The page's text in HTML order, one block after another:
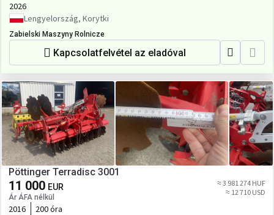
2026
Lengyelország, Korytki
Zabielski Maszyny Rolnicze
Kapcsolatfelvétel az eladóval
Pöttinger Terradisc 3001
11 000 EUR
Ár ÁFA nélkül
≈ 3 981 274 HUF
≈ 12 710 USD
2016
200 óra